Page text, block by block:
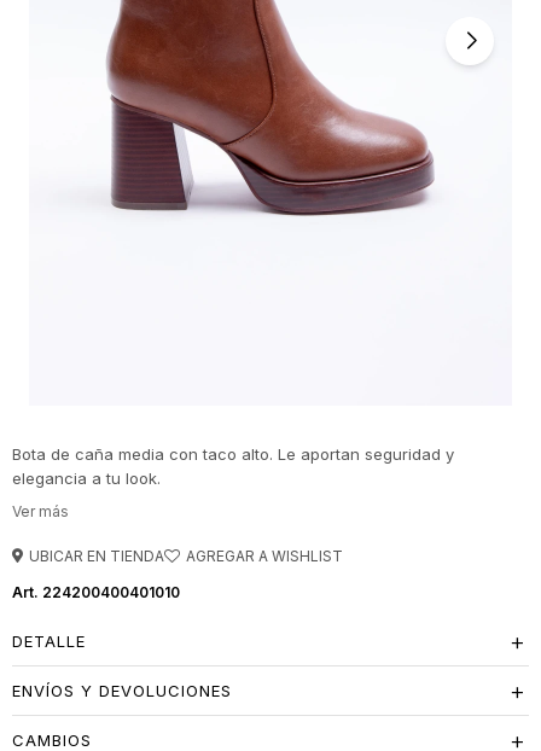
Bota de caña media con taco alto. Le aportan seguridad y
elegancia a tu look.
UBICAR EN TIENDA
224200400401010
DETALLE
ENVÍOS Y DEVOLUCIONES
CAMBIOS